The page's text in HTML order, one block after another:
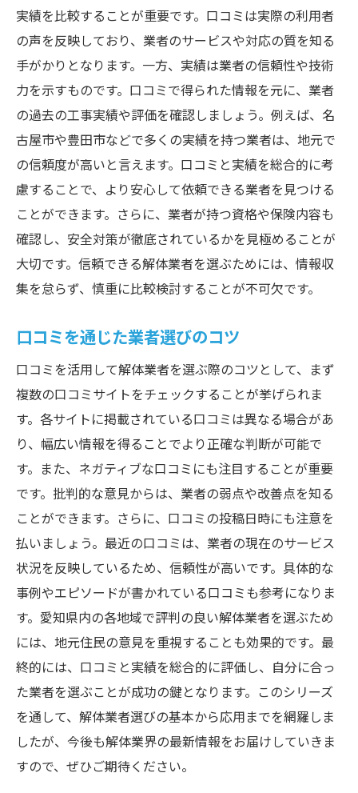
実績を比較することが重要です。口コミは実際の利用者
の声を反映しており、業者のサービスや対応の質を知る
手がかりとなります。一方、実績は業者の信頼性や技術
力を示すものです。口コミで得られた情報を元に、業者
の過去の工事実績や評価を確認しましょう。例えば、名
古屋市や豊田市などで多くの実績を持つ業者は、地元で
の信頼度が高いと言えます。口コミと実績を総合的に考
慮することで、より安心して依頼できる業者を見つける
ことができます。さらに、業者が持つ資格や保険内容も
確認し、安全対策が徹底されているかを見極めることが
大切です。信頼できる解体業者を選ぶためには、情報収
集を怠らず、慎重に比較検討することが不可欠です。
口コミを通じた業者選びのコツ
口コミを活用して解体業者を選ぶ際のコツとして、まず
複数の口コミサイトをチェックすることが挙げられま
す。各サイトに掲載されている口コミは異なる場合があ
り、幅広い情報を得ることでより正確な判断が可能で
す。また、ネガティブな口コミにも注目することが重要
です。批判的な意見からは、業者の弱点や改善点を知る
ことができます。さらに、口コミの投稿日時にも注意を
払いましょう。最近の口コミは、業者の現在のサービス
状況を反映しているため、信頼性が高いです。具体的な
事例やエピソードが書かれている口コミも参考になりま
す。愛知県内の各地域で評判の良い解体業者を選ぶため
には、地元住民の意見を重視することも効果的です。最
終的には、口コミと実績を総合的に評価し、自分に合っ
た業者を選ぶことが成功の鍵となります。このシリーズ
を通して、解体業者選びの基本から応用までを網羅しま
したが、今後も解体業界の最新情報をお届けしていきま
すので、ぜひご期待ください。